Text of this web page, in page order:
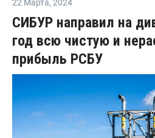
22 Марта, 2024
СИБУР направил на
год всю чистую и
прибыль РСБУ